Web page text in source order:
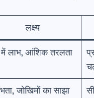
लक्ष्य
लाभ, आंशिक तरलता
जोखिमों का साझा